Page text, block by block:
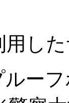
用し
ーフ